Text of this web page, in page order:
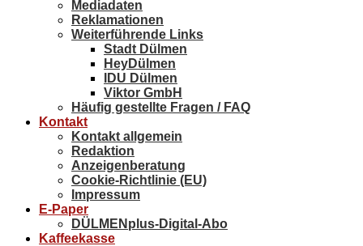
Mediadaten
Reklamationen
Weiterführende Links
Stadt Dülmen
HeyDülmen
IDU Dülmen
Viktor GmbH
Häufig gestellte Fragen / FAQ
Kontakt
Kontakt allgemein
Redaktion
Anzeigenberatung
Cookie-Richtlinie (EU)
Impressum
E-Paper
DÜLMENplus-Digital-Abo
Kaffeekasse